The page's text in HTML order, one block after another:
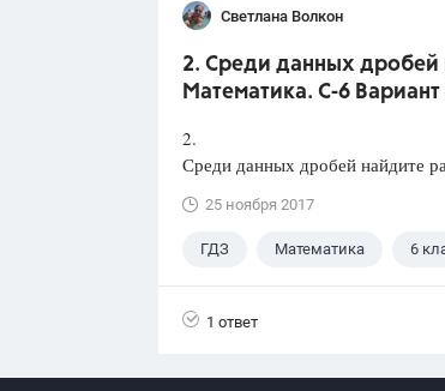
Светлана Волкон
2. Среди данных дробей
Математика. С-6 Вариант
2.
Среди данных дробей найдите
25 ноября 2017
ГДЗ Математика 6
1 ответ